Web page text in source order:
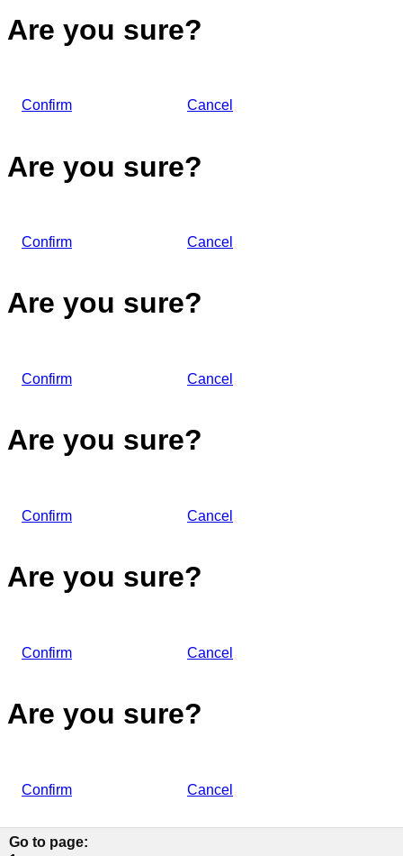
Are you sure?
Confirm Cancel
Are you sure?
Confirm Cancel
Are you sure?
Confirm Cancel
Are you sure?
Confirm Cancel
Are you sure?
Confirm Cancel
Are you sure?
Confirm Cancel
Go to page: